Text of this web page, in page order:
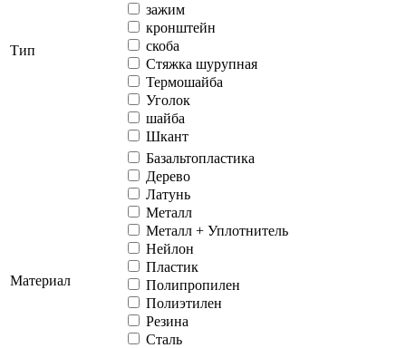
Тип
зажим
кронштейн
скоба
Стяжка шурупная
Термошайба
Уголок
шайба
Шкант
Материал
Базальтопластика
Дерево
Латунь
Металл
Металл + Уплотнитель
Нейлон
Пластик
Полипропилен
Полиэтилен
Резина
Сталь